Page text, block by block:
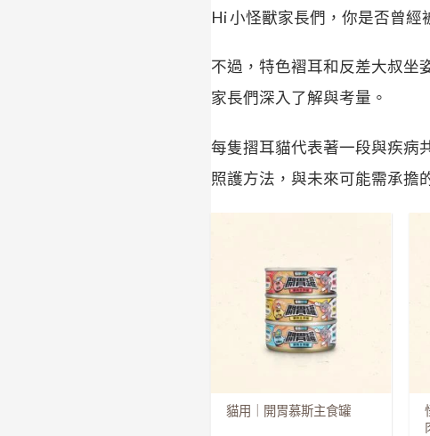
Hi 小怪獸家長們，你是否曾經
不過，特色褶耳和反差大叔坐
家長們深入了解與考量。
每隻摺耳貓代表著一段與疾病
照護方法，與未來可能需承擔
貓用｜開胃慕斯主食罐